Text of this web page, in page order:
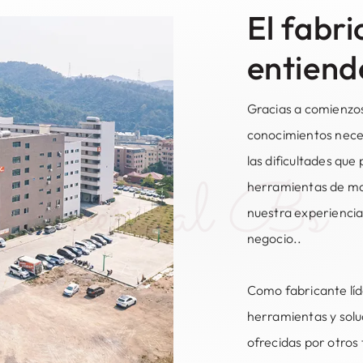
Bs
El
Gracias a
conocimientos
las dificultades
herramientas de
nuestra
negocio..
Como fabricante
herramientas y
ofrecidas por otros